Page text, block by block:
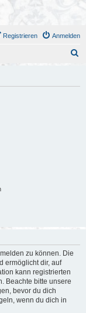
Anmelden
Registrieren
zu können. Die
ermöglicht dir, auf
kann registrierten
Beachte bitte unsere
bevor du dich
wenn du dich in